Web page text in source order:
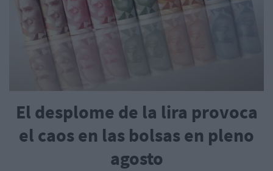
El desplome de la lira provoca
el caos en las bolsas en pleno
agosto